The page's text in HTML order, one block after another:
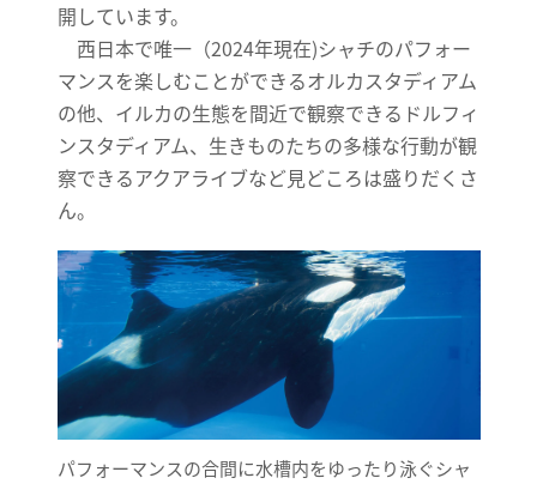
開しています。
西日本で唯一（2024年現在)シャチのパフォー
マンスを楽しむことができるオルカスタディアム
の他、イルカの生態を間近で観察できるドルフィ
ンスタディアム、生きものたちの多様な行動が観
察できるアクアライブなど見どころは盛りだくさ
ん。
パフォーマンスの合間に水槽内をゆったり泳ぐシャ